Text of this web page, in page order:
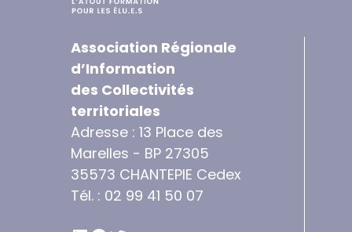
Association Régionale
d’Information
des Collectivités
territoriales
Adresse : 13 Place des
Marelles - BP 27305
35573 CHANTEPIE Cedex
Tél. : 02 99 41 50 07